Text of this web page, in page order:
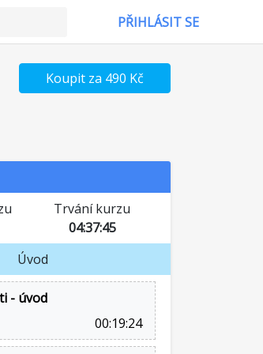
PŘIHLÁSIT SE
Koupit za 490 Kč
Trvání kurzu
04:37:45
Úvod
- úvod
00:19:24